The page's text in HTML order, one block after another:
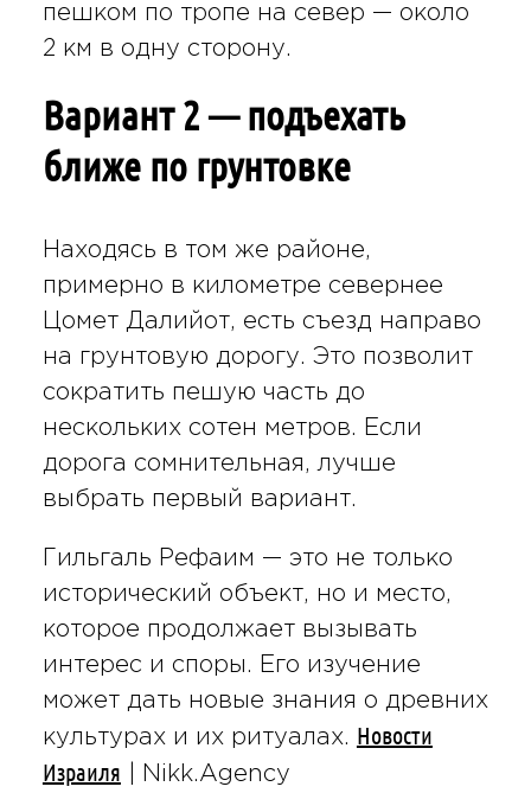
пешком по тропе на север — около
2 км в одну сторону.
Вариант 2 — подъехать
ближе по грунтовке
Находясь в том же районе,
примерно в километре севернее
Цомет Далийот, есть съезд направо
на грунтовую дорогу. Это позволит
сократить пешую часть до
нескольких сотен метров. Если
дорога сомнительная, лучше
выбрать первый вариант.
Гильгаль Рефаим — это не только
исторический объект, но и место,
которое продолжает вызывать
интерес и споры. Его изучение
может дать новые знания о древних
культурах и их ритуалах. Новости
Израиля | Nikk.Agency